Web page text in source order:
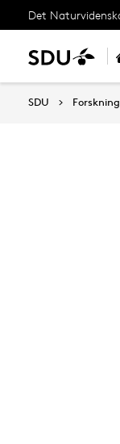
Det
SDU Forskning